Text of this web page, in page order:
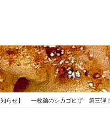
知らせ】 一枚麺のシカゴピザ 第三弾！